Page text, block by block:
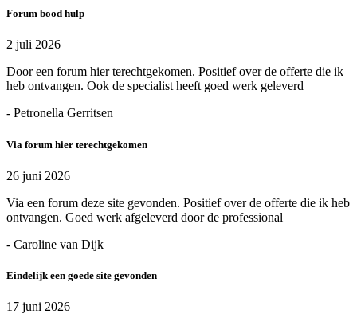
Forum bood hulp
2 juli 2026
Door een forum hier terechtgekomen. Positief over de offerte die ik
heb ontvangen. Ook de specialist heeft goed werk geleverd
- Petronella Gerritsen
Via forum hier terechtgekomen
26 juni 2026
Via een forum deze site gevonden. Positief over de offerte die ik heb
ontvangen. Goed werk afgeleverd door de professional
- Caroline van Dijk
Eindelijk een goede site gevonden
17 juni 2026